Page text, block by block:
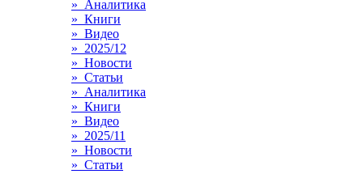
» Аналитика
» Книги
» Видео
» 2025/12
» Новости
» Статьи
» Аналитика
» Книги
» Видео
» 2025/11
» Новости
» Статьи